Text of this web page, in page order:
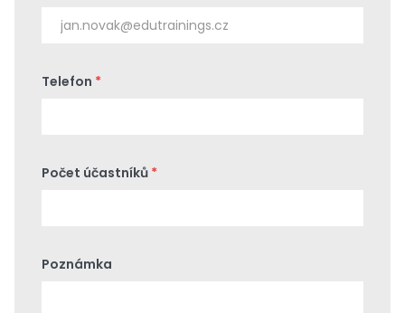
Telefon *
Počet účastníků *
Poznámka